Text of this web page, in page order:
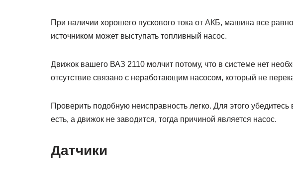
При наличии хорошего пускового тока от АКБ, машина все
источником может выступать топливный насос.
Движок вашего ВАЗ 2110 молчит потому, что в системе нет
отсутствие связано с неработающим насосом, который не
Проверить подобную неисправность легко. Для этого
есть, а движок не заводится, тогда причиной является насос.
Датчики